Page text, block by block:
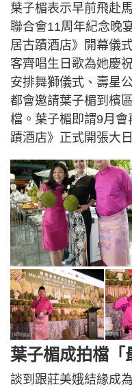
葉子楣表示早前飛赴
聯合會11周年紀念晚
居古蹟酒店》開幕儀
客齊唱生日歌為她慶
安排舞獅儀式、壽星
都會邀請葉子楣到檳
檔。葉子楣即謂9月
蹟酒店》正式開張大
葉子楣成拍檔「
談到跟莊美娥結緣成